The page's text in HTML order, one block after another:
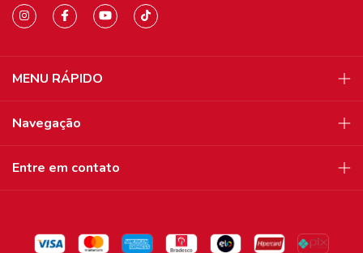
MENU RÁPIDO
Navegação
Entre em contato